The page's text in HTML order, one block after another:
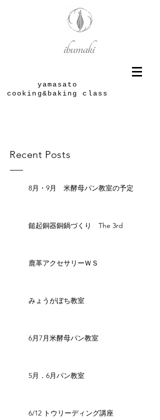
yamasato
cooking&baking class
Recent Posts
8月・9月 米酵母パン教室の予定
鎚起銅器銅鍋づくり The 3rd
鹿革アクセサリーＷＳ
みょうがぼち教室
6月7月米酵母パン教室
5月．6月パン教室
6/12 トウリーディング講座